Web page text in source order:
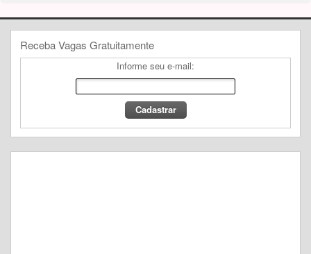
Receba Vagas Gratuitamente
Informe seu e-mail: